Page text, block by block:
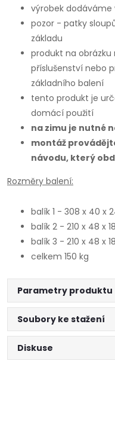
výrobek dodáváme
pozor - patky
základu
produkt na
příslušenství nebo
základního balení
tento produkt je
domácí použití
na zimu je nutné
montáž
návodu, který
Rozměry balení:
balík 1 - 308 x 40 x
balík 2 - 210 x 48 x
balík 3 - 210 x 48 x
celkem 150 kg
Parametry produktu
Soubory ke stažení
Diskuse